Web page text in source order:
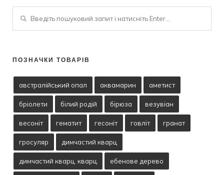
ПОЗНАЧКИ ТОВАРІВ
австралійський опал аквамарин аметист
бріолети білий родій бірюза везувіан
весоніт гематит гесоніт говліт гранат
гросуляр димчастий кварц
димчастий кварц. кварц ебенове дерево